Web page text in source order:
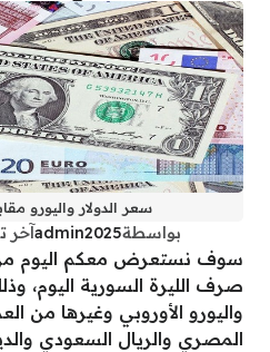
سعر الدولار واليورو
بواسطةadmin2025 آخر
سوف نستعرض معكم اليوم
صرف الليرة السورية اليوم،
واليورو الأوروبي وغيرها من
المصري والريال السعودي